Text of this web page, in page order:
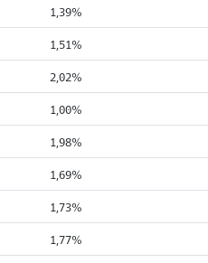
1,39%
1,51%
2,02%
1,00%
1,98%
1,69%
1,73%
1,77%